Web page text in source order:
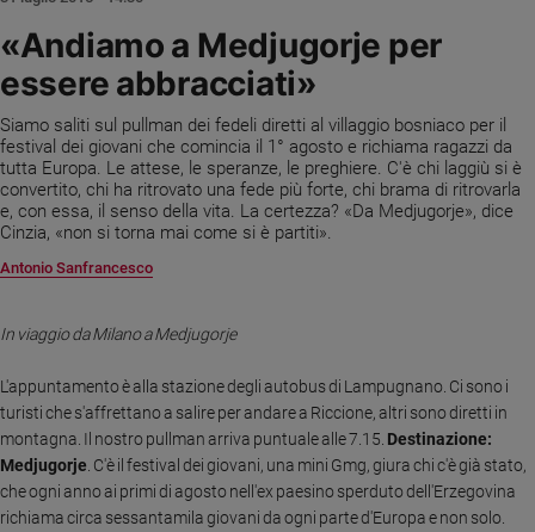
e
Volontariato
Diritti
Aziende
di
valore
Caso
della
inclusione
Costume
Cultura
spettacoli
«Andiamo a Medjugorje per
essere abbracciati»
Siamo saliti sul pullman dei fedeli diretti al villaggio bosniaco per il
festival dei giovani che comincia il 1° agosto e richiama ragazzi da
tutta Europa. Le attese, le speranze, le preghiere. C'è chi laggiù si è
convertito, chi ha ritrovato una fede più forte, chi brama di ritrovarla
e, con essa, il senso della vita. La certezza? «Da Medjugorje», dice
Cinzia, «non si torna mai come si è partiti».
Antonio Sanfrancesco
In viaggio da Milano a Medjugorje
L'appuntamento è alla stazione degli autobus di Lampugnano. Ci sono i
turisti che s'affrettano a salire per andare a Riccione, altri sono diretti in
montagna. Il nostro pullman arriva puntuale alle 7.15. Destinazione:
Medjugorje. C'è il festival dei giovani, una mini Gmg, giura chi c'è già stato,
che ogni anno ai primi di agosto nell'ex paesino sperduto dell'Erzegovina
richiama circa sessantamila giovani da ogni parte d'Europa e non solo.